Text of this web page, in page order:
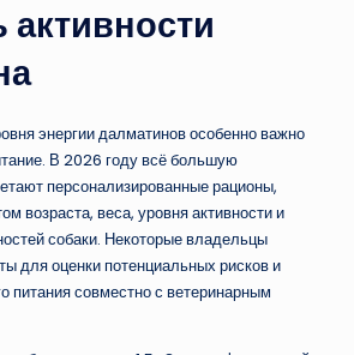
активности
энергии далматинов особенно важно
В 2026 году всё большую
персонализированные рационы,
возраста, веса, уровня активности и
собаки. Некоторые владельцы
для оценки потенциальных рисков и
питания совместно с ветеринарным